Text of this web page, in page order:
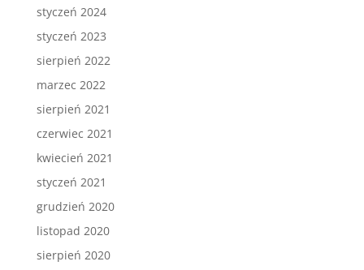
styczeń 2024
styczeń 2023
sierpień 2022
marzec 2022
sierpień 2021
czerwiec 2021
kwiecień 2021
styczeń 2021
grudzień 2020
listopad 2020
sierpień 2020